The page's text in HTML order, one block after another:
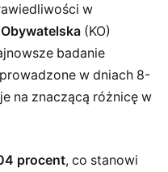
w
(KO)
badanie
w dniach 8-
na znaczącą różnicę w
procent, co stanowi